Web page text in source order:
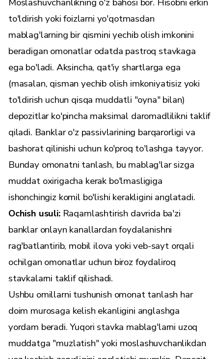
to'ldirish yoki foizlarni yo'qotmasdan
mablag'larning bir qismini yechib olish imkonini
beradigan omonatlar odatda pastroq stavkaga
ega bo'ladi. Aksincha, qat'iy shartlarga ega
(masalan, qisman yechib olish imkoniyatisiz yoki
to'ldirish uchun qisqa muddatli "oyna" bilan)
depozitlar ko'pincha maksimal daromadlilikni taklif
qiladi. Banklar o'z passivlarining barqarorligi va
bashorat qilinishi uchun ko'proq to'lashga tayyor.
Bunday omonatni tanlash, bu mablag'lar sizga
muddat oxirigacha kerak bo'lmasligiga
ishonchingiz komil bo'lishi kerakligini anglatadi.
Ochish usuli: Raqamlashtirish davrida ba'zi
banklar onlayn kanallardan foydalanishni
rag'batlantirib, mobil ilova yoki veb-sayt orqali
ochilgan omonatlar uchun biroz foydaliroq
stavkalarni taklif qilishadi.
Ushbu omillarni tushunish omonat tanlash har
doim murosaga kelish ekanligini anglashga
yordam beradi. Yuqori stavka mablag'larni uzoq
muddatga "muzlatish" yoki moslashuvchanlikdan